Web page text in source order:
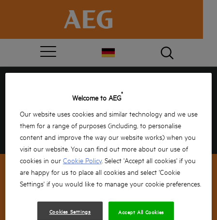
SIE HABEN GEWONNEN!
Bitte geben Sie Ihre Daten unten ein, um Ihre
Lieferung zu bestätigen, den Rest erledigen wir.
Welcome to AEG®
Our website uses cookies and similar technology and we use
them for a range of purposes (including, to personalise
content and improve the way our website works) when you
visit our website. You can find out more about our use of
cookies in ourCookie Policy. Select 'Accept all cookies' if you
are happy for us to place all cookies and select 'Cookie
Settings' if you would like to manage your cookie preferences.
Cookies Settings Accept All Cookies